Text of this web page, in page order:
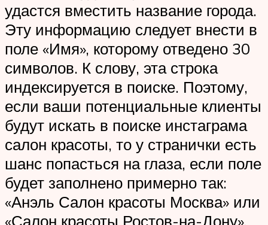
удастся вместить название города.
Эту информацию следует внести в
поле «Имя», которому отведено 30
символов. К слову, эта строка
индексируется в поиске. Поэтому,
если ваши потенциальные клиенты
будут искать в поиске инстаграма
салон красоты, то у странички есть
шанс попасться на глаза, если поле
будет заполнено примерно так:
«Анэль Салон красоты Москва» или
«Салон красоты Ростов-на-Дону».